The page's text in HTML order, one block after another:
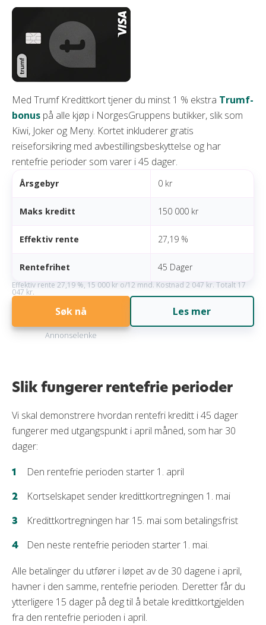
Med Trumf Kredittkort tjener du minst 1 % ekstra Trumf-
bonus på alle kjøp i NorgesGruppens butikker, slik som
Kiwi, Joker og Meny. Kortet inkluderer gratis
reiseforsikring med avbestillingsbeskyttelse og har
rentefrie perioder som varer i 45 dager.
Årsgebyr 0 kr
Maks kreditt 150 000 kr
Effektiv rente 27,19 %
Rentefrihet 45 Dager
Effektiv rente 27,19 %, 15 000 kr o/12 mnd. Kostnad 2 047 kr. Totalt 17
047 kr.
Søk nå
Annonselenke
Les mer
Slik fungerer rentefrie perioder
Vi skal demonstrere hvordan rentefri kreditt i 45 dager
fungerer med utgangspunkt i april måned, som har 30
dager:
Den rentefrie perioden starter 1. april
Kortselskapet sender kredittkortregningen 1. mai
Kredittkortregningen har 15. mai som betalingsfrist
Den neste rentefrie perioden starter 1. mai.
Alle betalinger du utfører i løpet av de 30 dagene i april,
havner i den samme, rentefrie perioden. Deretter får du
ytterligere 15 dager på deg til å betale kredittkortgjelden
fra den rentefrie perioden i april.